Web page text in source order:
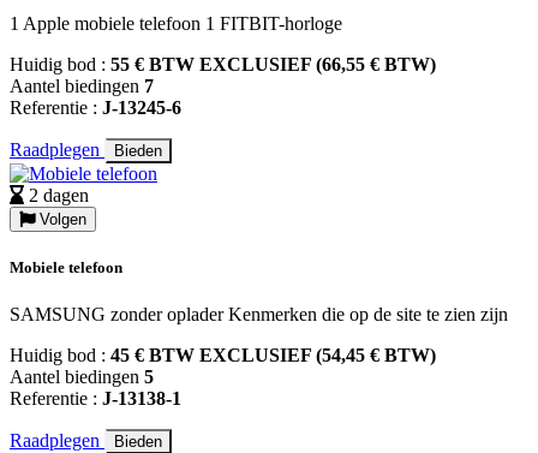
1 Apple mobiele telefoon 1 FITBIT-horloge
Huidig bod : 55 € BTW EXCLUSIEF (66,55 € BTW)
Aantel biedingen 7
Referentie : J-13245-6
Raadplegen Bieden
2 dagen
Volgen
Mobiele telefoon
SAMSUNG zonder oplader Kenmerken die op de site te zien zijn
Huidig bod : 45 € BTW EXCLUSIEF (54,45 € BTW)
Aantel biedingen 5
Referentie : J-13138-1
Raadplegen Bieden